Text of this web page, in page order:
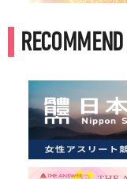
RECOMMEND